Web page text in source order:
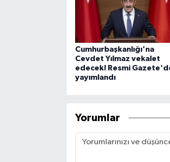
Cumhurbaşkanlığı'na
Cevdet Yılmaz vekalet
edecek! Resmi
yayımlandı
Yorumlar